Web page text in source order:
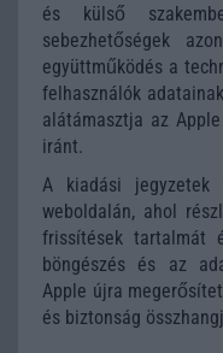
és külső
sebezhetőségek
együttműködés a
felhasználók
alátámasztja az
iránt.
A kiadási
weboldalán, ahol
frissítések tartalmát
böngészés és az
Apple újra
és biztonság